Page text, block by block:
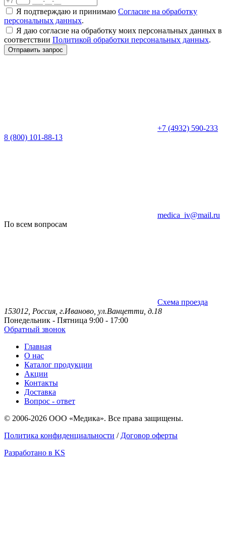
Я подтверждаю и принимаю Согласие на обработку
персональных данных.
Я даю согласие на обработку моих персональных данных в
соответствии Политикой обработки персональных данных.
Отправить запрос
+7 (4932) 590-233
8 (800) 101-88-13
medica_iv@mail.ru
По всем вопросам
Схема проезда
153012, Россия, г.Иваново, ул.Ванцетти, д.18
Понедельник - Пятница 9:00 - 17:00
Обратный звонок
Главная
О нас
Каталог продукции
Акции
Контакты
Доставка
Вопрос - ответ
© 2006-2026 ООО «Медика». Все права защищены.
Политика конфиденциальности / Договор оферты
Разработано в KS